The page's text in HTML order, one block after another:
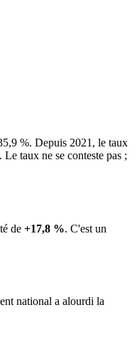
%. Depuis 2021, le taux
taux ne se conteste pas ;
de +17,8 %. C'est un
national a alourdi la